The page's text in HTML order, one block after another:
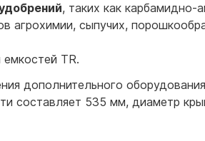
, таких как карбамидно-
агрохимии, сыпучих,
емкостей TR.
дополнительного
составляет 535 мм, диаметр